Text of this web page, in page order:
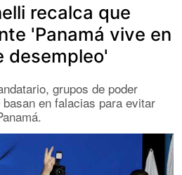
recalca que
'Panamá vive en
desempleo'
grupos de poder
en falacias para evitar